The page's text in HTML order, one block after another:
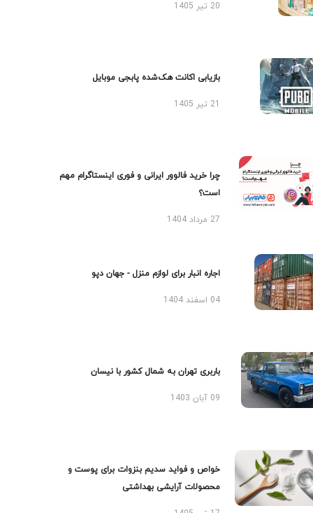
20 تیر 1405
بازیابی اکانت هک‌شده پابجی موبایل
چرا خرید فالوور ایرانی و فوری اینستاگرام مهم
است؟
27 مرداد 1404
اجاره انبار برای لوازم منزل - جهان دپو
04 اسفند 1404
باربری تهران به شمال کشور با نیسان
09 آبان 1403
خواص و فواید سدیم بنزوات برای پوست و
محصولات آرایشی بهداشتی